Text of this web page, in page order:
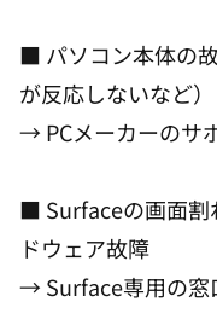
■ パソコン本体の
が反応しないなど）
→ PCメーカーのサ
■ Surfaceの画面割
ドウェア故障
→ Surface専用の窓